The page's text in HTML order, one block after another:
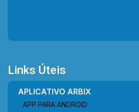
Links Úteis
APLICATIVO ARBIX
APP PARA ANDROID